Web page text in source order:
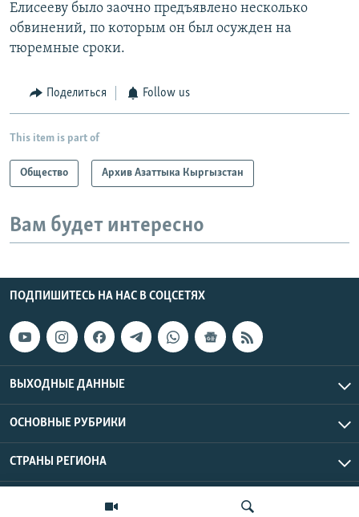
Елисееву было заочно предъявлено несколько
обвинений, по которым он был осужден на
тюремные сроки.
Поделиться Follow us
This item is part of
Общество Архив Азаттыка Кыргызстан
Вам будет интересно
ПОДПИШИТЕСЬ НА НАС В СОЦСЕТЯХ
ВЫХОДНЫЕ ДАННЫЕ
ОСНОВНЫЕ РУБРИКИ
СТРАНЫ РЕГИОНА
Азаттык Азия © 2026 RFE/RL, Inc. | Все права защищены.